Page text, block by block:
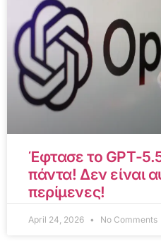
Έφτασε το GPT-
πάντα! Δεν είναι
περίμενες!
April 24, 2026 No Comments